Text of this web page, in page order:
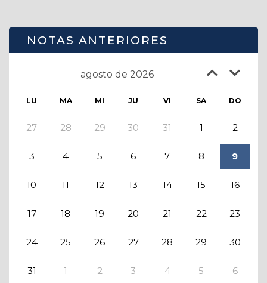
NOTAS ANTERIORES
agosto de 2026
LU MA MI JU VI SA DO
27 28 29 30 31 1 2
3 4 5 6 7 8 9
10 11 12 13 14 15 16
17 18 19 20 21 22 23
24 25 26 27 28 29 30
31 1 2 3 4 5 6